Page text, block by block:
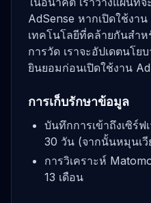
AdSense หากเปิดใช้งา
เทคโนโลยีที่คล้ายกันสำ
การวัด เราจะอัปเดตนโย
ยินยอมก่อนเปิดใช้งาน
การเก็บรักษาข้อมูล
บันทึกการเข้าถึงเซิร์ฟ
30 วัน (จากนั้นหมุนเวี
การวิเคราะห์
13 เดือน